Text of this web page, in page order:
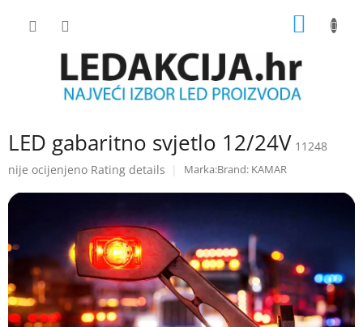
LED gabaritno svjetlo 12/24V 11248
The
product
0.0
out
5
stars.
nije ocijenjeno Rating details Brand: KAMAR